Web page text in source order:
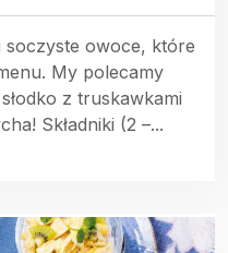
soczyste owoce, które
My polecamy
z truskawkami
Składniki (2 –...